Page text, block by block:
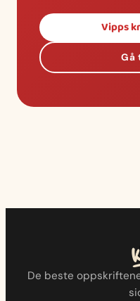
Vipps
Gå
De beste